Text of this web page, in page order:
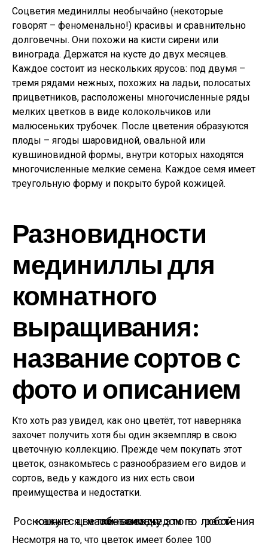
Соцветия мединиллы необычайно (некоторые
говорят – феноменально!) красивы и сравнительно
долговечны. Они похожи на кисти сирени или
винограда. Держатся на кусте до двух месяцев.
Каждое состоит из нескольких ярусов: под двумя –
тремя рядами нежных, похожих на ладьи, полосатых
прицветников, расположены многочисленные ряды
мелких цветков в виде колокольчиков или
малюсеньких трубочек. После цветения образуются
плоды – ягоды шаровидной, овальной или
кувшиновидной формы, внутри которых находятся
многочисленные мелкие семена. Каждое семя имеет
треугольную форму и покрыто бурой кожицей.
Разновидности
мединиллы для
комнатного
выращивания:
название сортов с
фото и описанием
Кто хоть раз увидел, как оно цветёт, тот наверняка
захочет получить хотя бы один экземпляр в свою
цветочную коллекцию. Прежде чем покупать этот
цветок, ознакомьтесь с разнообразием его видов и
сортов, ведь у каждого из них есть свои
преимущества и недостатки.
Роскошные цветки-звезды этого растения кажутся маленьким чудом в любой обстановке.
Несмотря на то, что цветок имеет более 100